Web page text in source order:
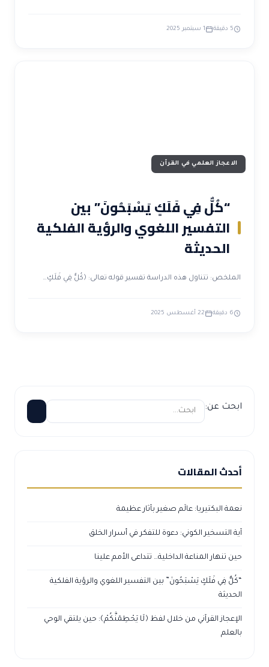
5 دقيقة 1 سبتمبر 2025
الاعجاز العلمي في القرآن
“كُلٌّ فِي فَلَكٍ يَسْبَحُونَ” بين
التفسير اللغوي والرؤية الفلكية
الحديثة
الملخص: تتناول هذه الدراسة تفسير قوله تعالى: ﴿كُلٌّ فِي فَلَكٍ…
6 دقيقة 22 أغسطس 2025
ابحث عن:
أحدث المقالات
نعمة البكتيريا: عالَم صغير بآثار عظيمة
آية التسخير الكوني: دعوة للتفكر في أسرار الخلق
حين تنهار المناعة الداخلية… تتداعى الأمم علينا
“كُلٌّ فِي فَلَكٍ يَسْبَحُونَ” بين التفسير اللغوي والرؤية الفلكية
الحديثة
الإعجاز القرآني من خلال لفظ ﴿لَا يَحْطِمَنَّكُمْ﴾: حين يلتقي الوحي
بالعلم